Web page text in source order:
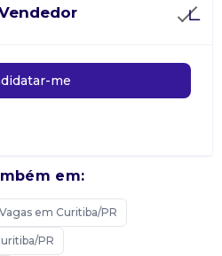
me
em:
Vagas em Curitiba/PR
PR